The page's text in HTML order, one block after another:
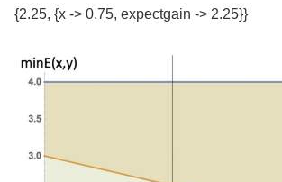
{2.25, {x -> 0.75, expectgain -> 2.25}}